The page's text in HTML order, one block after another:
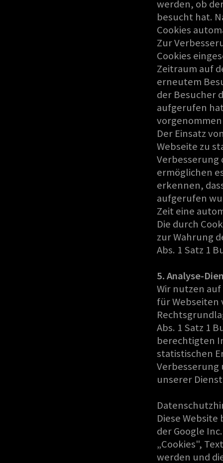
werden, ob
besucht hat.
Cookies
Zur
Cookies
Zeitraum auf
erneutem
der Besucher
aufgerufen
Der Einsatz
Webseite zu
Verbesserung
ermöglichen
erkennen,
aufgerufen
Zeit eine
Die durch
zur Wahrung
Abs. 1 Satz 1
5. Analyse-
Wir nutzen
für Webseiten
Abs. 1 Satz 1
berechtigten
statistischen
Verbesserung
unserer
Diese
der Google
„Cookies",
werden und